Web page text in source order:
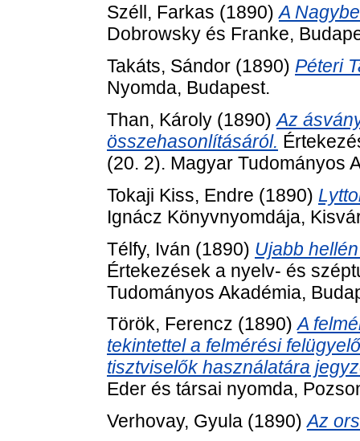
Széll, Farkas (1890)A
Dobrowsky és Franke,
Takáts, Sándor (1890) Péteri
Nyomda, Budapest.
Than, Károly (1890)Az
összehasonlításáról.
(20. 2). Magyar Tudományos
Tokaji Kiss, Endre (1890)
Ignácz Könyvnyomdája,
Télfy, Iván (1890) Ujabb
Értekezések a nyelv- és
Tudományos Akadémia,
Török, Ferencz (1890)A
tekintettel a felmérési
tisztviselők használatára
Eder és társai nyomda,
Verhovay, Gyula (1890)Az